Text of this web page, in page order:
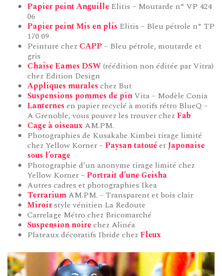
Papier peint Anguille Elitis – Moutarde n° VP 424
06
Papier peint Mis en plis Elitis – Bleu pétrole n° TP
170 09
Peinture chez CAPP – Bleu pétrole, moutarde et
gris
Chaise Eames DSW(réédition non éditée par Vitra)
chez Edition Design
Appliques murales chez But
Suspensions pommes de pin Vita – Modèle Conia
Lanternes en papier recyclé à motifs rétro BlueQ –
A Grenoble, vous pouvez les trouver chez Fab
Cage à oiseaux AM.PM.
Photographies de Kusakabe Kimbei tirage limité
chez Yellow Korner – Paysan tatouéetJaponaise
sous l’orage
Photographie d’un anonyme tirage limité chez
Yellow Korner – Portrait d’une Geisha
Autres cadres et photographies Ikea
Terrarium AM.PM. – Transparent et bois clair
Miroirstyle vénitien La Redoute
Carrelage Métro chez Bricomarché
Suspension noirechez Alinéa
Plateaux décoratifs Ibride chez Fleux